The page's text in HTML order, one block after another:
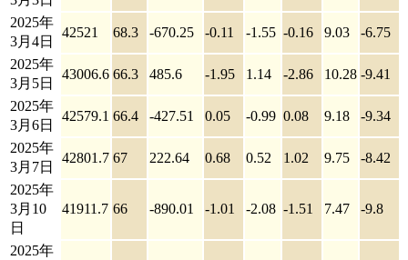
2025年
3月4日
42521 68.3 -670.25 -0.11 -1.55 -0.16 9.03 -6.75
2025年
3月5日
43006.6 66.3 485.6 -1.95 1.14 -2.86 10.28 -9.41
2025年
3月6日
42579.1 66.4 -427.51 0.05 -0.99 0.08 9.18 -9.34
2025年
3月7日
42801.7 67 222.64 0.68 0.52 1.02 9.75 -8.42
2025年
3月10
日
41911.7 66 -890.01 -1.01 -2.08 -1.51 7.47 -9.8
2025年